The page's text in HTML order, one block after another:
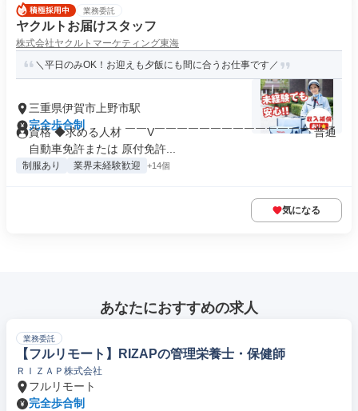
業務委託
ヤクルトお届けスタッフ
株式会社ヤクルトマーケティング東海
＼平日のみOK！お迎えも夕飯にも間に合うお仕事です／
三重県伊賀市上野市駅
完全歩合制
資格 ◆求める人材 ￣￣V￣￣￣￣￣￣￣￣￣￣￣￣￣￣ 普通
自動車免許または 原付免許...
制服あり 業界未経験歓迎 +14個
気になる
あなたにおすすめの求人
業務委託
【フルリモート】RIZAPの管理栄養士・保健師
ＲＩＺＡＰ株式会社
フルリモート
完全歩合制